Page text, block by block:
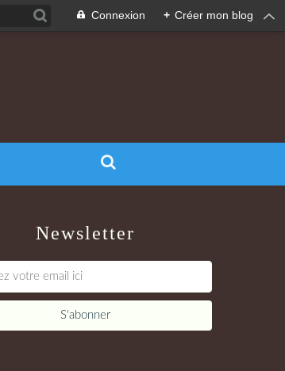
Connexion + Créer mon blog
Newsletter